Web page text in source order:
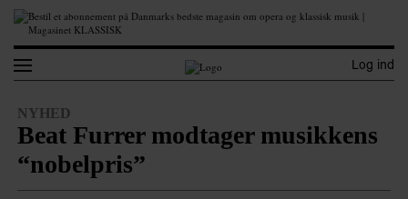
Log ind
NYHED
Beat Furrer modtager musikkens
“nobelpris”